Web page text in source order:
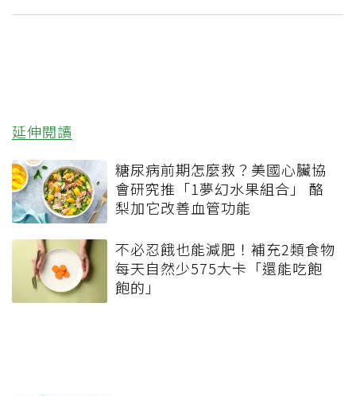
延伸閱讀
糖尿病前期怎麼救？美國心臟協
會研究推「1夢幻水果組合」 酪
梨加它改善血管功能
不必忍餓也能減肥！補充2類食物
每天自然少575大卡「還能吃飽
飽的」